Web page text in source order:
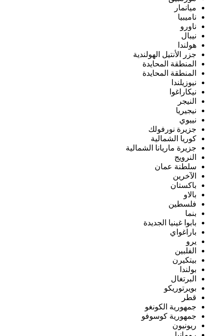
ميانمار
ناميبيا
ناورو
نيبال
هولندا
جزر الأنتيل الهولندية
المنطقة المحايدة
المنطقة المحايدة
نيوزيلندا
نيكاراغوا
النيجر
نيجيريا
نييوي
جزيرة نورفولك
كوريا الشمالية
جزيرة ماريانا الشمالية
النرويج
سلطنة عمان
الآخرين
باكستان
بالاو
فلسطين
بنما
بابوا غينيا الجديدة
باراغواي
يرو
الفلبين
بيتكيرن
بولندا
البرتغال
بويرتوريكو
قطر
جمهورية الكونغو
جمهورية كوسوفو
ريونيون